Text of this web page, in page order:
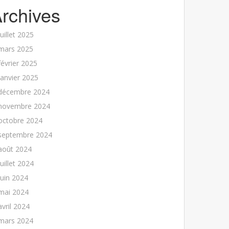
2025
2025
2025
2025
2024
2024
2024
2024
2024
2024
2024
2024
2024
2024